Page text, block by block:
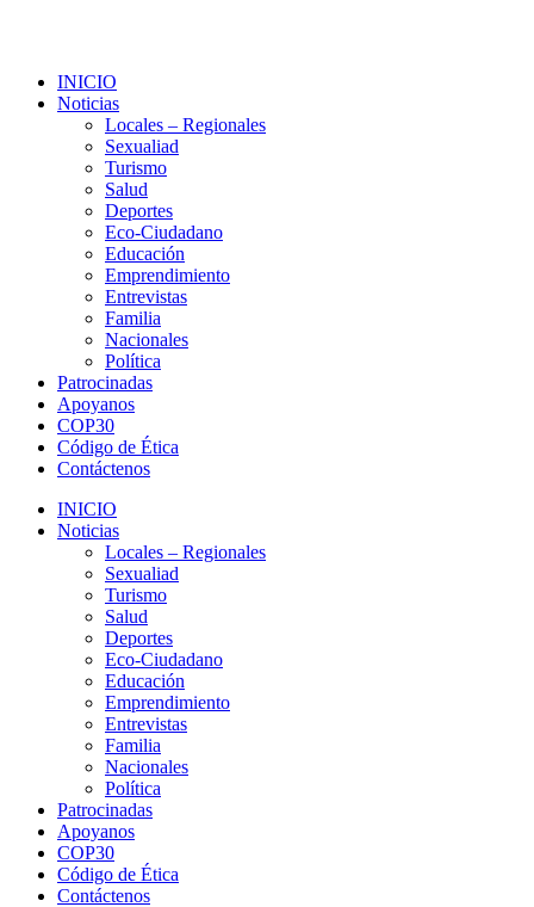
INICIO
Noticias
Locales – Regionales
Sexualiad
Turismo
Salud
Deportes
Eco-Ciudadano
Educación
Emprendimiento
Entrevistas
Familia
Nacionales
Política
Patrocinadas
Apoyanos
COP30
Código de Ética
Contáctenos
INICIO
Noticias
Locales – Regionales
Sexualiad
Turismo
Salud
Deportes
Eco-Ciudadano
Educación
Emprendimiento
Entrevistas
Familia
Nacionales
Política
Patrocinadas
Apoyanos
COP30
Código de Ética
Contáctenos